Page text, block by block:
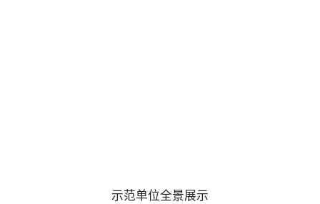
示范单位全景展示